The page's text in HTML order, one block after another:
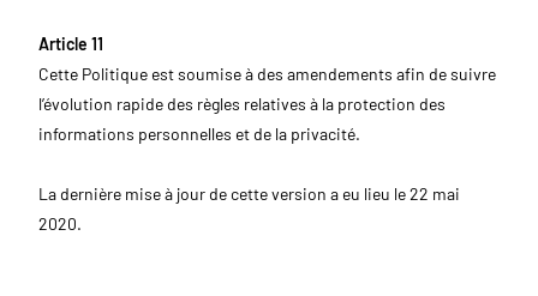
Article 11
Cette Politique est soumise à des amendements afin de suivre
l’évolution rapide des règles relatives à la protection des
informations personnelles et de la privacité.
La dernière mise à jour de cette version a eu lieu le 22 mai
2020.